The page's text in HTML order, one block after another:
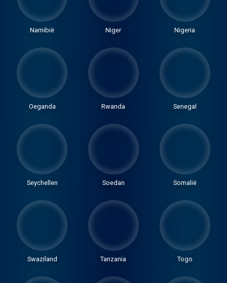
Namibië Niger Nigeria
Oeganda Rwanda Senegal
Seychellen Soedan Somalië
Swaziland Tanzania Togo